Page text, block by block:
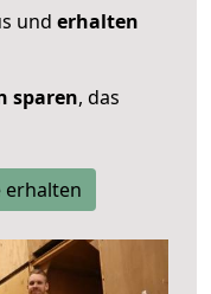
und erhalten
sparen, das
erhalten